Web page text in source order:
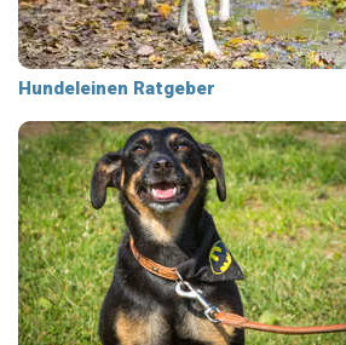
Hundeleinen Ratgeber